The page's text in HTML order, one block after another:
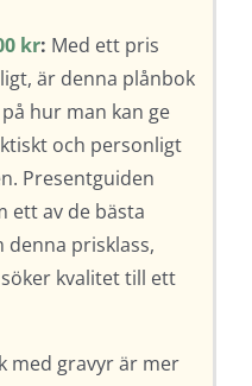
kr: Med ett pris
är denna plånbok
hur man kan ge
och personligt
Presentguiden
ett av de bästa
prisklass,
kvalitet till ett
med gravyr är mer